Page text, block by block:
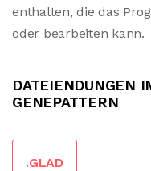
enthalten, die das
oder bearbeiten kann.
DATEIENDUNGEN
GENEPATTERN
.GLAD